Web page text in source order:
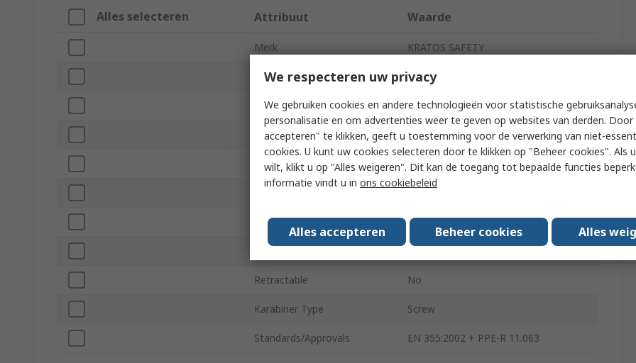
Alles selecteren Attribuut Waarde
Merk KRATOS SAFETY
Product Type Polo Shirt
Extended Length 1.5m
Leg Type Twin
Lanyard Use Fall Arrest
Harness Connection Locking Carabiner
Retractable No
Karabiner Type Screw
Standards/Approvals EN 355:2002 + PPE-R 11.063
We respecteren uw privacy
We gebruiken cookies en andere technologieën voor statistische
personalisatie en om advertenties weer te geven op websites van derden. Door
accepteren" te klikken, geeft u toestemming voor de verwerking van niet-
cookies. U kunt uw cookies selecteren door te klikken op "Beheer cookies". Als
wilt, klikt u op "Alles weigeren". Dit kan de toegang tot bepaalde functies
informatie vindt u in ons cookiebeleid
Alles accepteren Beheer cookies Alles